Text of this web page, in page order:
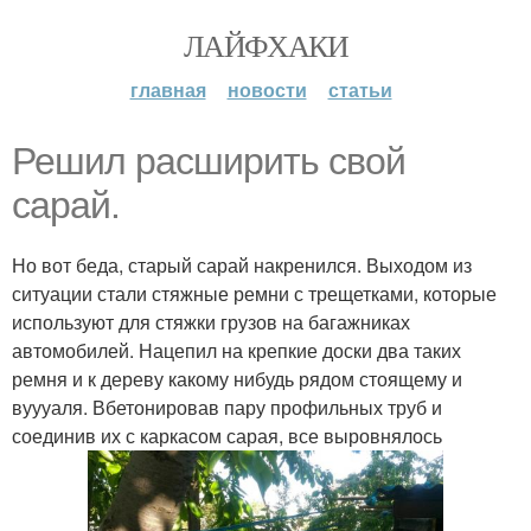
ЛАЙФХАКИ
главная новости статьи
Решил расширить свой
сарай.
Но вот беда, старый сарай накренился. Выходом из
ситуации стали стяжные ремни с трещетками, которые
используют для стяжки грузов на багажниках
автомобилей. Нацепил на крепкие доски два таких
ремня и к дереву какому нибудь рядом стоящему и
вуууаля. Вбетонировав пару профильных труб и
соединив их с каркасом сарая, все выровнялось